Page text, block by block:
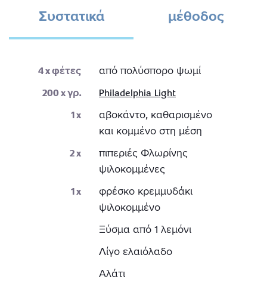
Συστατικά μέθοδος
4x φέτες
από πολύσπορο ψωμί
200x γρ.
Philadelphia Light
1x
αβοκάντο, καθαρισμένο
και κομμένο στη μέση
2x
πιπεριές Φλωρίνης
ψιλοκομμένες
1x
φρέσκο κρεμμυδάκι
ψιλοκομμένο
Ξύσμα από 1 λεμόνι
Λίγο ελαιόλαδο
Αλάτι